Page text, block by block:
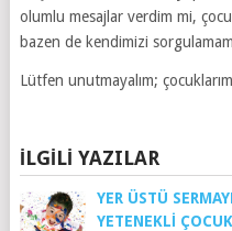
olumlu mesajlar verdim mi,
bazen de kendimizi
Lütfen unutmayalım;
İLGILI YAZILAR
YER ÜSTÜ
YETENEKLI